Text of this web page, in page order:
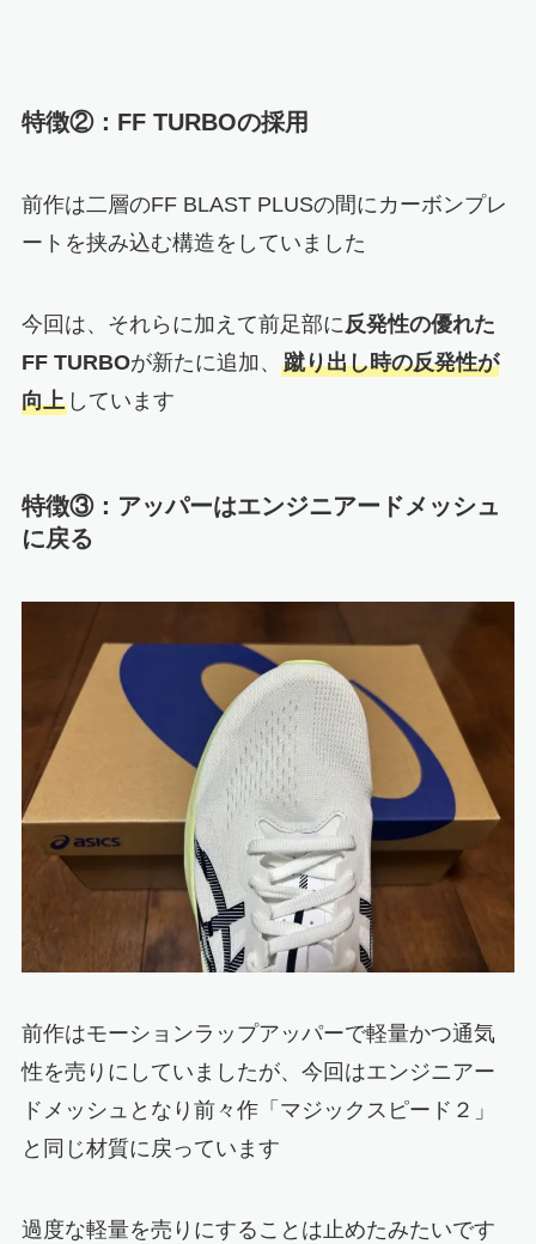
特徴②：FF TURBOの採用
前作は二層のFF BLAST PLUSの間にカーボンプレ
ートを挟み込む構造をしていました
今回は、それらに加えて前足部に 反発性の優れた
FF TURBOが新たに追加、 蹴り出し時の反発性が
向上しています
特徴③：アッパーはエンジニアードメッシュ
に戻る
前作はモーションラップアッパーで軽量かつ通気
性を売りにしていましたが、今回はエンジニアー
ドメッシュとなり前々作「マジックスピード２」
と同じ材質に戻っています
過度な軽量を売りにすることは止めたみたいです